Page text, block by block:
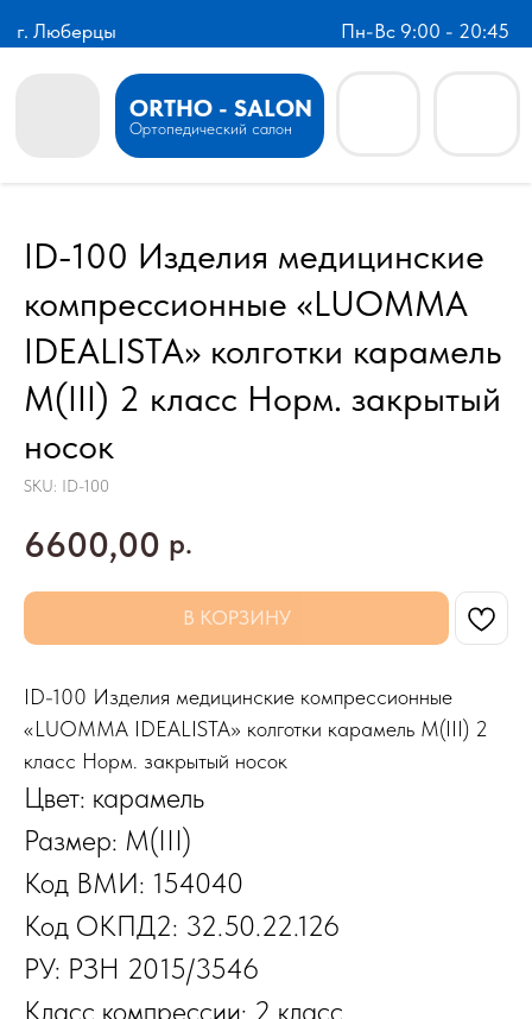
г. Люберцы Пн-Вс 9:00 - 20:45
ORTHO - SALON
Ортопедический салон
ID-100 Изделия медицинские
компрессионные «LUOMMA
IDEALISTA» колготки карамель
M(III) 2 класс Норм. закрытый
носок
SKU: ID-100
6600,00 р.
В КОРЗИНУ
ID-100 Изделия медицинские компрессионные
«LUOMMA IDEALISTA» колготки карамель M(III) 2
класс Норм. закрытый носок
Цвет: карамель
Размер: M(III)
Код ВМИ: 154040
Код ОКПД2: 32.50.22.126
РУ: РЗН 2015/3546
Класс компрессии: 2 класс